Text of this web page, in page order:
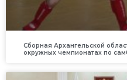
Сборная Архангельской
окружных чемпионатах по